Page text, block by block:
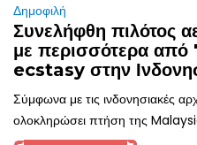
Δημοφιλή
Συνελήφθη πιλότος
με περισσότερα
ecstasy στην
Σύμφωνα με τις ινδονησιακές
ολοκληρώσει πτήση της